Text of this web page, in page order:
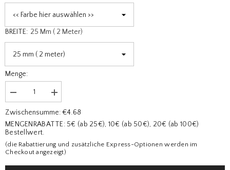
BREITE: 25 Mm ( 2 Meter)
Menge:
verringern
für
Satinband
in
Schweizer
Qualität.
Pastelltöne
Menge
erhöhen
für
Doubleface
Satinband
Schweizer
Qualität.
13
Pastelltöne
Zwischensumme:€4.68
MENGENRABATTE: 5€ (ab 25€), 10€ (ab 50€), 20€ (ab 100€)
Bestellwert.
(die Rabattierung und zusätzliche Express-Optionen werden im
Checkout angezeigt)